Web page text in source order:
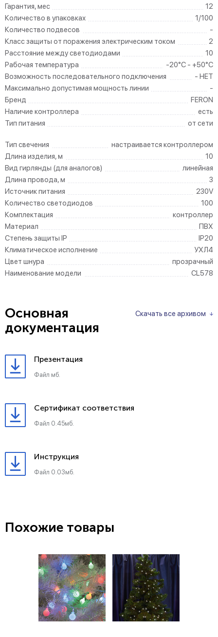
Гарантия, мес
12
Количество в упаковках
1/100
Количество подвесов
-
Класс защиты от поражения электрическим током
2
Расстояние между светодиодами
10
Рабочая температура
-20°C - +50°C
Возможность последовательного подключения
- НЕТ
Максимально допустимая мощность линии
-
Бренд
FERON
Наличие контроллера
есть
Тип питания
от сети
Тип свечения
настраивается контроллером
Длина изделия, м
10
Вид гирлянды (для аналогов)
линейная
Длина провода, м
3
Источник питания
230V
Количество светодиодов
100
Комплектация
контроллер
Материал
ПВХ
Степень защиты IP
IP20
Климатическое исполнение
УХЛ4
Цвет шнура
прозрачный
Наименование модели
CL578
Скачать все архивом
Основная
документация
Презентация
Файл мб.
Сертификат соответствия
Файл 0.45мб.
Инструкция
Файл 0.03мб.
Похожие товары